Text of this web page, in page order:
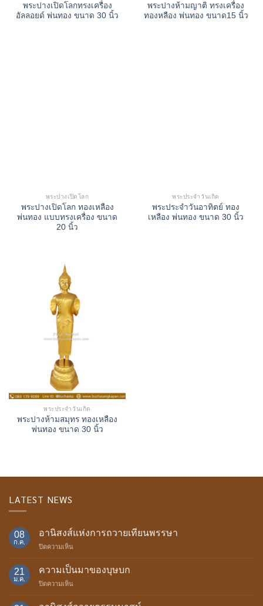
พระปางเปิดโลกทรงเครื่อง
อัลลอยด์ พ่นทอง ขนาด 30 นิ้ว
พระปางห้ามญาติ ทรงเครื่อง
ทองหลือง พ่นทอง ขนาด15 นิ้ว
พระปางเปิดโลก
พระปางเปิดโลก ทองเหลือง
พ่นทอง แบบทรงเครื่อง ขนาด
20 นิ้ว
พระประจำวันเกิด
พระประจำวันอาทิตย์ ทอง
เหลือง พ่นทอง ขนาด 30 นิ้ว
พระประจำวันเกิด
พระปางห้ามสมุทร ทองเหลือง
พ่นทอง ขนาด 30 นิ้ว
LATEST NEWS
08
ก.ค.
อานิสงส์แห่งการถวายเทียนพรรษา
ปิดความเห็น
ถวาย
21
ม.ค.
ความเป็นมาของบุษบก
ปิดความเห็น